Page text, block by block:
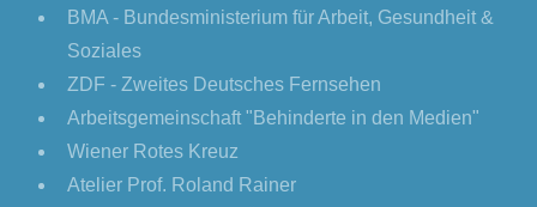
BMA - Bundesministerium für Arbeit, Gesundheit &
Soziales
ZDF - Zweites Deutsches Fernsehen
Arbeitsgemeinschaft "Behinderte in den Medien"
Wiener Rotes Kreuz
Atelier Prof. Roland Rainer